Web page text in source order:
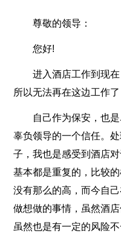
尊敬的领导：
您好!
进入酒店工作到现
所以无法再在这边工作
自己作为保安，也
辜负领导的一个信任。
子，我也是感受到酒店
基本都是重复的，比较
没有那么的高，而今自
做想做的事情，虽然酒
虽然也是有一定的风险